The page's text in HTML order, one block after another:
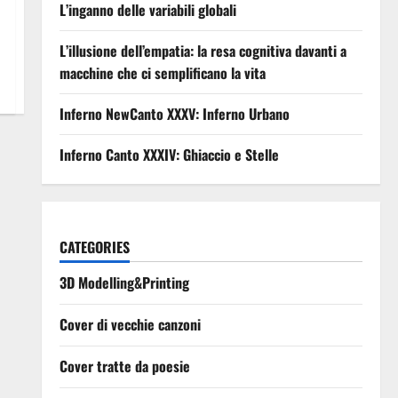
L’inganno delle variabili globali
L’illusione dell’empatia: la resa cognitiva davanti a
macchine che ci semplificano la vita
Inferno NewCanto XXXV: Inferno Urbano
Inferno Canto XXXIV: Ghiaccio e Stelle
CATEGORIES
3D Modelling&Printing
Cover di vecchie canzoni
Cover tratte da poesie